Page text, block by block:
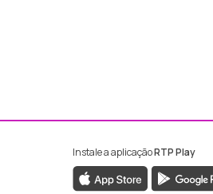
da RTP Madeira
da RTP Madeira
Instale a aplicaçãoRTP Play